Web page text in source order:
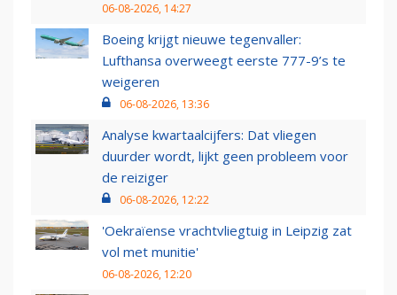
06-08-2026, 14:27
Boeing krijgt nieuwe tegenvaller:
Lufthansa overweegt eerste 777-9’s te
weigeren
06-08-2026, 13:36
Analyse kwartaalcijfers: Dat vliegen
duurder wordt, lijkt geen probleem voor
de reiziger
06-08-2026, 12:22
'Oekraïense vrachtvliegtuig in Leipzig zat
vol met munitie'
06-08-2026, 12:20